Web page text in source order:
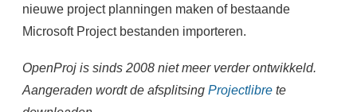
nieuwe project planningen maken of bestaande
Microsoft Project bestanden importeren.
OpenProj is sinds 2008 niet meer verder ontwikkeld.
Aangeraden wordt de afsplitsing Projectlibrete